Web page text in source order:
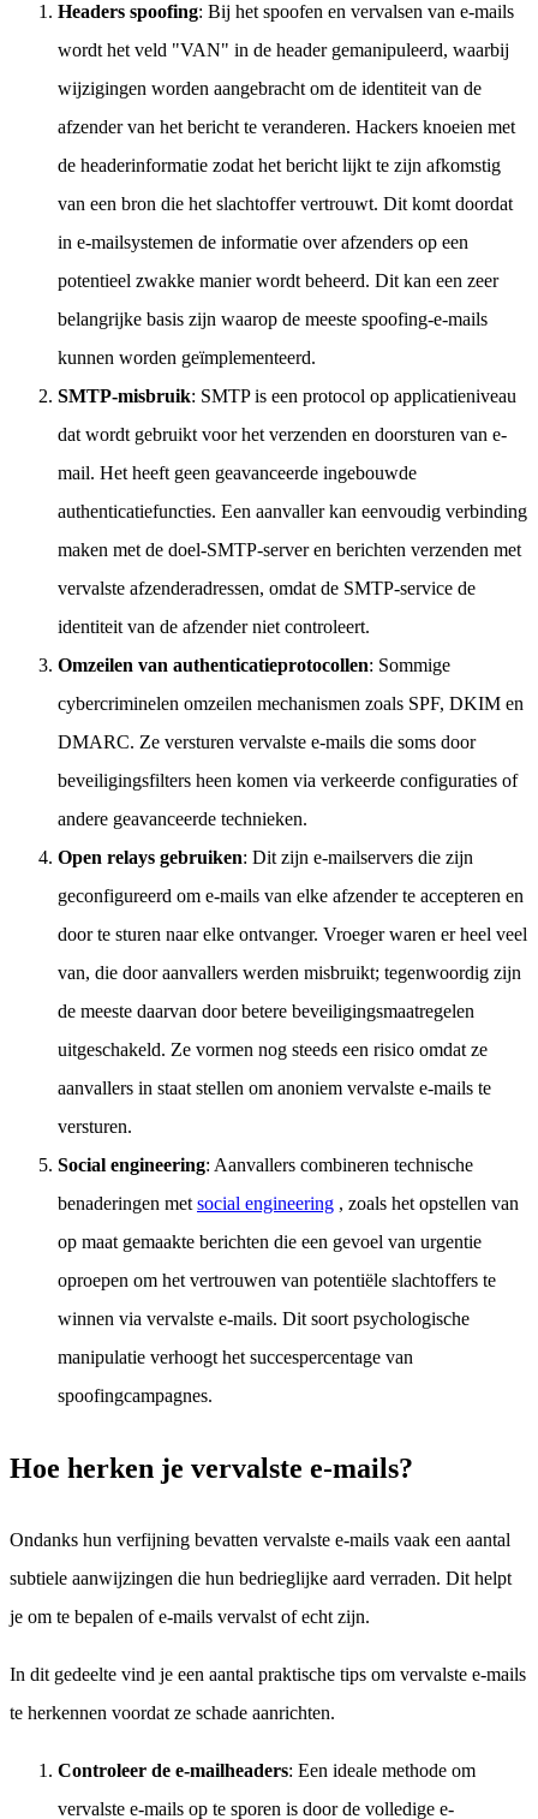
Headers spoofing: Bij het spoofen en vervalsen van e-mails
wordt het veld "VAN" in de header gemanipuleerd, waarbij
wijzigingen worden aangebracht om de identiteit van de
afzender van het bericht te veranderen. Hackers knoeien met
de headerinformatie zodat het bericht lijkt te zijn afkomstig
van een bron die het slachtoffer vertrouwt. Dit komt doordat
in e-mailsystemen de informatie over afzenders op een
potentieel zwakke manier wordt beheerd. Dit kan een zeer
belangrijke basis zijn waarop de meeste spoofing-e-mails
kunnen worden geïmplementeerd.
SMTP-misbruik: SMTP is een protocol op applicatieniveau
dat wordt gebruikt voor het verzenden en doorsturen van e-
mail. Het heeft geen geavanceerde ingebouwde
authenticatiefuncties. Een aanvaller kan eenvoudig verbinding
maken met de doel-SMTP-server en berichten verzenden met
vervalste afzenderadressen, omdat de SMTP-service de
identiteit van de afzender niet controleert.
Omzeilen van authenticatieprotocollen: Sommige
cybercriminelen omzeilen mechanismen zoals SPF, DKIM en
DMARC. Ze versturen vervalste e-mails die soms door
beveiligingsfilters heen komen via verkeerde configuraties of
andere geavanceerde technieken.
Open relays gebruiken: Dit zijn e-mailservers die zijn
geconfigureerd om e-mails van elke afzender te accepteren en
door te sturen naar elke ontvanger. Vroeger waren er heel veel
van, die door aanvallers werden misbruikt; tegenwoordig zijn
de meeste daarvan door betere beveiligingsmaatregelen
uitgeschakeld. Ze vormen nog steeds een risico omdat ze
aanvallers in staat stellen om anoniem vervalste e-mails te
versturen.
Social engineering: Aanvallers combineren technische
benaderingen met social engineering , zoals het opstellen van
op maat gemaakte berichten die een gevoel van urgentie
oproepen om het vertrouwen van potentiële slachtoffers te
winnen via vervalste e-mails. Dit soort psychologische
manipulatie verhoogt het succespercentage van
spoofingcampagnes.
Hoe herken je vervalste e-mails?
Ondanks hun verfijning bevatten vervalste e-mails vaak een aantal
subtiele aanwijzingen die hun bedrieglijke aard verraden. Dit helpt
je om te bepalen of e-mails vervalst of echt zijn.
In dit gedeelte vind je een aantal praktische tips om vervalste e-mails
te herkennen voordat ze schade aanrichten.
Controleer de e-mailheaders: Een ideale methode om
vervalste e-mails op te sporen is door de volledige e-